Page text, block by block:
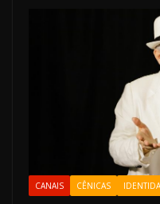
CANAIS CÊNICAS